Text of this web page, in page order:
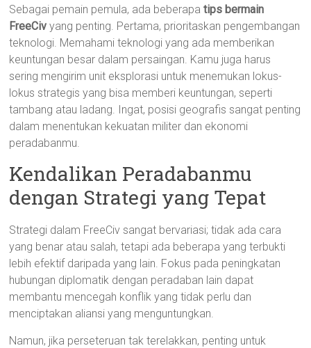
Sebagai pemain pemula, ada beberapatips bermain
FreeCiv yang penting. Pertama, prioritaskan pengembangan
teknologi. Memahami teknologi yang ada memberikan
keuntungan besar dalam persaingan. Kamu juga harus
sering mengirim unit eksplorasi untuk menemukan lokus-
lokus strategis yang bisa memberi keuntungan, seperti
tambang atau ladang. Ingat, posisi geografis sangat penting
dalam menentukan kekuatan militer dan ekonomi
peradabanmu.
Kendalikan Peradabanmu
dengan Strategi yang Tepat
Strategi dalam FreeCiv sangat bervariasi; tidak ada cara
yang benar atau salah, tetapi ada beberapa yang terbukti
lebih efektif daripada yang lain. Fokus pada peningkatan
hubungan diplomatik dengan peradaban lain dapat
membantu mencegah konflik yang tidak perlu dan
menciptakan aliansi yang menguntungkan.
Namun, jika perseteruan tak terelakkan, penting untuk